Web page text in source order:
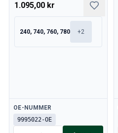
1.095,00 kr
240, 740, 760, 780 +2
Tilgængelig
OE-NUMMER
9995022-OE